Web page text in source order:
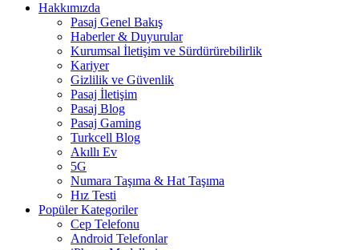
Hakkımızda
Pasaj Genel Bakış
Haberler & Duyurular
Kurumsal İletişim ve Sürdürürebilirlik
Kariyer
Gizlilik ve Güvenlik
Pasaj İletişim
Pasaj Blog
Pasaj Gaming
Turkcell Blog
Akıllı Ev
5G
Numara Taşıma & Hat Taşıma
Hız Testi
Popüler Kategoriler
Cep Telefonu
Android Telefonlar